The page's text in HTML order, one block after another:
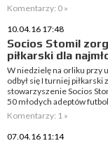
Komentarzy: 0 »
10.04.16 17:48
Socios Stomil
piłkarski dla
W niedzielę na orliku przy
odbył się I turniej
stowarzyszenie Socios
50 młodych adeptów
Komentarzy: 1 »
07.04.16 11:14